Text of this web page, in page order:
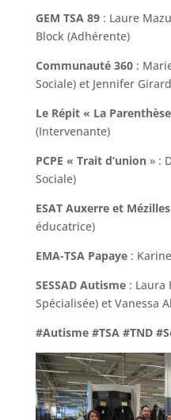
GEM TSA 89: Laure
Block (Adhérente)
Communauté 360 :
Sociale) et Jennifer
Le Répit « La
(Intervenante)
PCPE « Trait d’union» :
Sociale)
ESAT Auxerre et Mézilles
éducatrice)
EMA-TSA Papaye :
SESSAD Autisme: Laura
Spécialisée) et Vanessa
#Autisme #TSA #TND